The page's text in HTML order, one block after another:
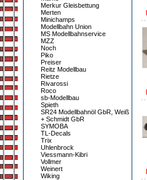
Merkur Gleisbettung
Merten
Minichamps
Modellbahn Union
MS Modellbahnservice
MZZ
Noch
Piko
Preiser
Reitz Modellbau
Rietze
Rivarossi
Roco
sb-Modellbau
Spieth
SR24 Modellbahnöl GbR, Weiß
+ Schmidt GbR
SYMOBA
TL-Decals
Trix
Uhlenbrock
Viessmann-Kibri
Vollmer
Weinert
Wiking